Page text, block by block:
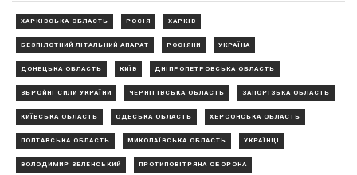
ХАРКІВСЬКА ОБЛАСТЬ РОСІЯ ХАРКІВ
БЕЗПІЛОТНИЙ ЛІТАЛЬНИЙ АПАРАТ РОСІЯНИ УКРАЇНА
ДОНЕЦЬКА ОБЛАСТЬ КИЇВ ДНІПРОПЕТРОВСЬКА ОБЛАСТЬ
ЗБРОЙНІ СИЛИ УКРАЇНИ ЧЕРНІГІВСЬКА ОБЛАСТЬ ЗАПОРІЗЬКА ОБЛАСТЬ
КИЇВСЬКА ОБЛАСТЬ ОДЕСЬКА ОБЛАСТЬ ХЕРСОНСЬКА ОБЛАСТЬ
ПОЛТАВСЬКА ОБЛАСТЬ МИКОЛАЇВСЬКА ОБЛАСТЬ УКРАЇНЦІ
ВОЛОДИМИР ЗЕЛЕНСЬКИЙ ПРОТИПОВІТРЯНА ОБОРОНА